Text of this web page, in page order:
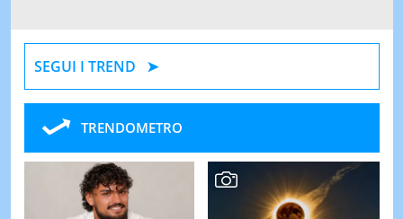
SEGUI I TREND
TRENDOMETRO